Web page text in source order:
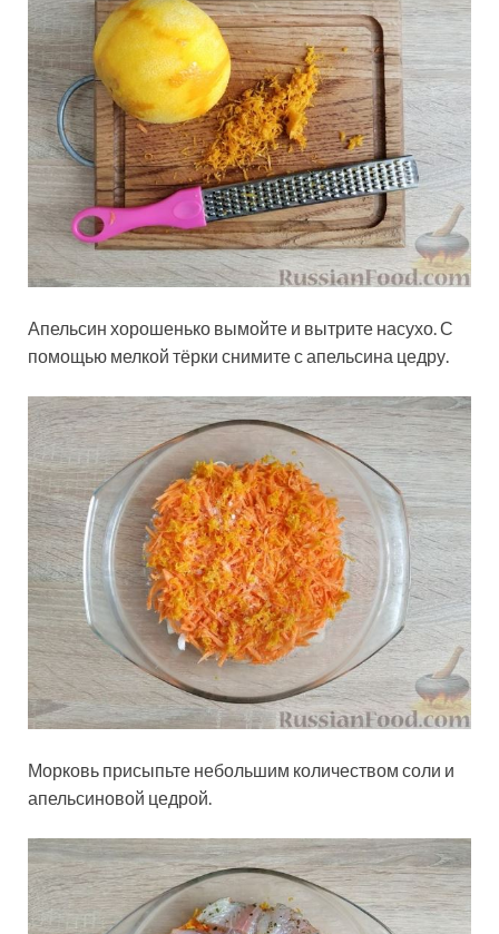
Апельсин хорошенько вымойте и вытрите насухо. С
помощью мелкой тёрки снимите с апельсина цедру.
Морковь присыпьте небольшим количеством соли и
апельсиновой цедрой.